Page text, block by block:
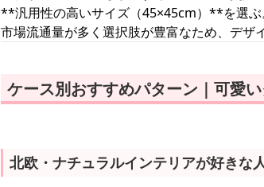
**汎用性の高いサイズ（45×45cm）**を選ぶ
市場流通量が多く選択肢が豊富なため、デザ
ケース別おすすめパターン｜可愛
北欧・ナチュラルインテリアが好きな